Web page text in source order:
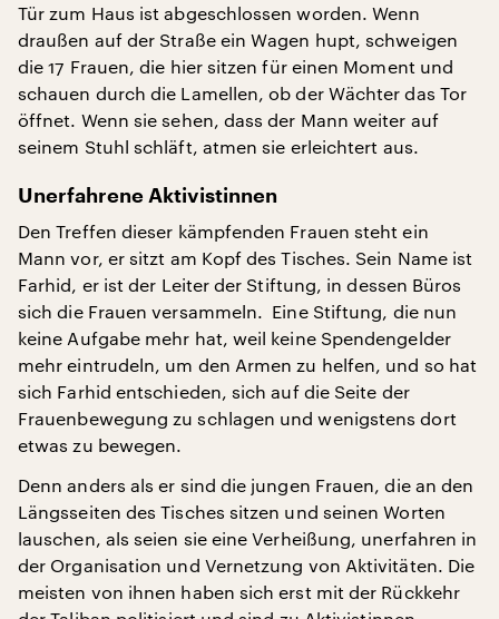
Tür zum Haus ist abgeschlossen worden. Wenn
draußen auf der Straße ein Wagen hupt, schweigen
die 17 Frauen, die hier sitzen für einen Moment und
schauen durch die Lamellen, ob der Wächter das Tor
öffnet. Wenn sie sehen, dass der Mann weiter auf
seinem Stuhl schläft, atmen sie erleichtert aus.
Unerfahrene Aktivistinnen
Den Treffen dieser kämpfenden Frauen steht ein
Mann vor, er sitzt am Kopf des Tisches. Sein Name ist
Farhid, er ist der Leiter der Stiftung, in dessen Büros
sich die Frauen versammeln. Eine Stiftung, die nun
keine Aufgabe mehr hat, weil keine Spendengelder
mehr eintrudeln, um den Armen zu helfen, und so hat
sich Farhid entschieden, sich auf die Seite der
Frauenbewegung zu schlagen und wenigstens dort
etwas zu bewegen.
Denn anders als er sind die jungen Frauen, die an den
Längsseiten des Tisches sitzen und seinen Worten
lauschen, als seien sie eine Verheißung, unerfahren in
der Organisation und Vernetzung von Aktivitäten. Die
meisten von ihnen haben sich erst mit der Rückkehr